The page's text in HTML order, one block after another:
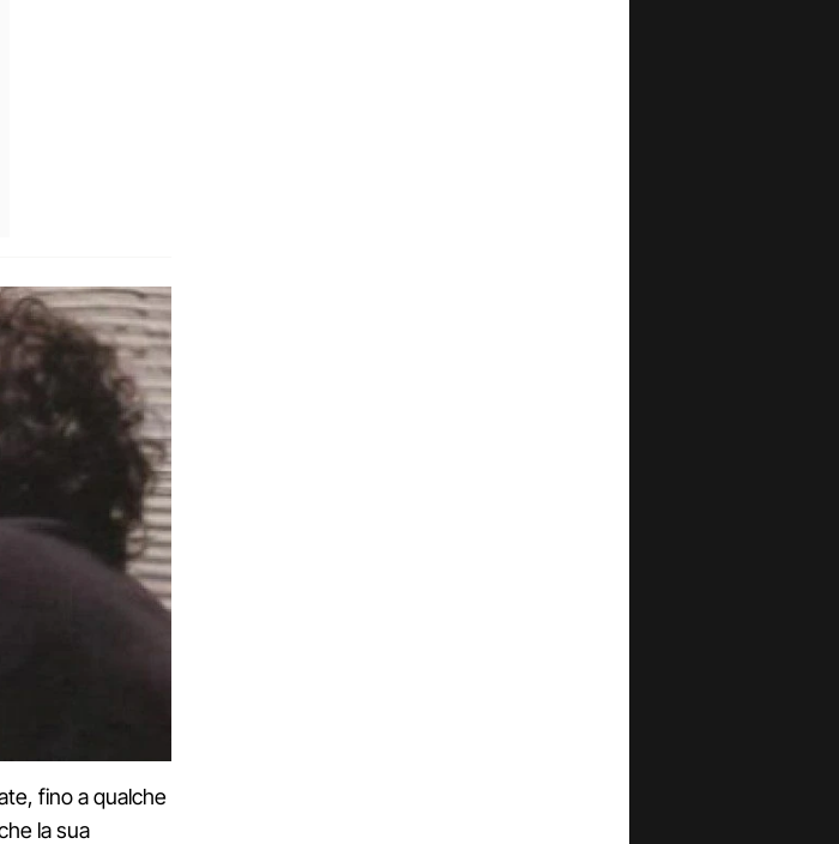
fino a qualche
la sua